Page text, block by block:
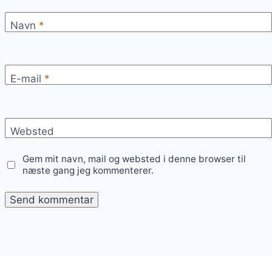
Navn *
E-mail *
Websted
Gem mit navn, mail og websted i denne browser til
næste gang jeg kommenterer.